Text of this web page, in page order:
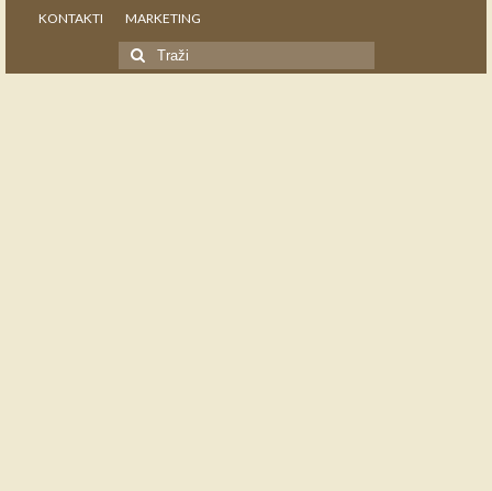
KONTAKTI MARKETING
Search
for: